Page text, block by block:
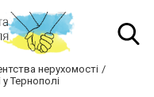
нерухомості
Тернополі